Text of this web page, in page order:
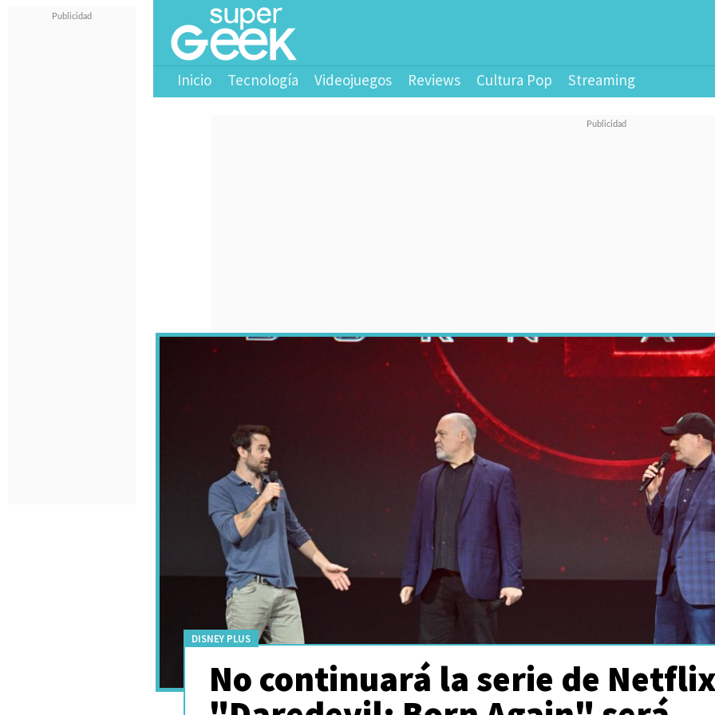
Inicio Tecnología Videojuegos Reviews Cultura Pop Streaming
DISNEY PLUS
No continuará la serie de